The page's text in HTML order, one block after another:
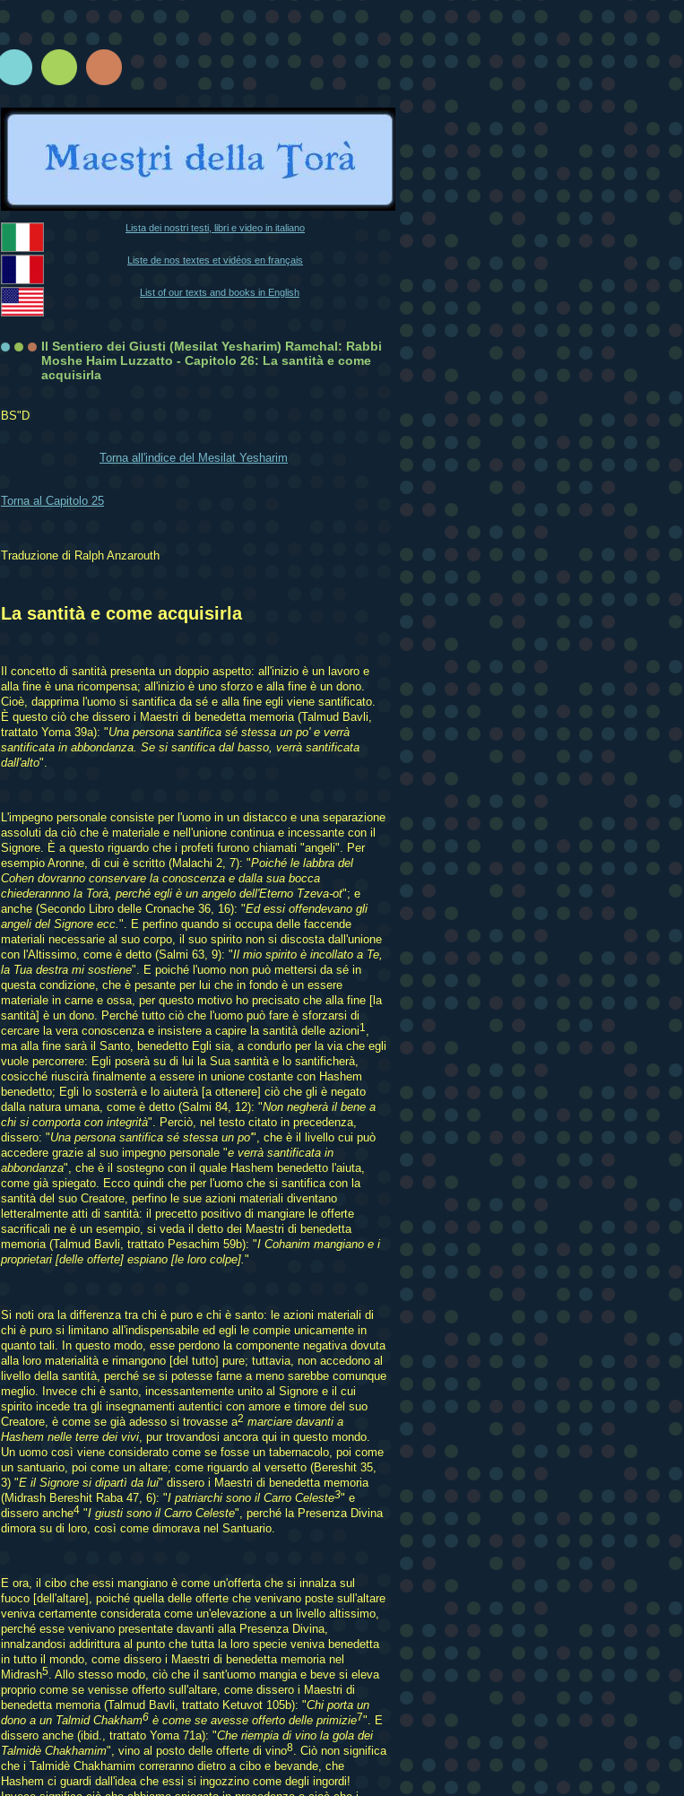
Lista dei nostri testi, libri e video in italiano
Liste de nos textes et vidéos en français
List of our texts and books in English
Il Sentiero dei Giusti (Mesilat Yesharim) Ramchal: Rabbi
Moshe Haim Luzzatto - Capitolo 26: La santità e come
acquisirla
BS"D
Torna all'indice del Mesilat Yesharim
Torna al Capitolo 25
Traduzione di Ralph Anzarouth
La santità e come acquisirla
Il concetto di santità presenta un doppio aspetto: all'inizio è un lavoro e
alla fine è una ricompensa; all'inizio è uno sforzo e alla fine è un dono.
Cioè, dapprima l'uomo si santifica da sé e alla fine egli viene santificato.
È questo ciò che dissero i Maestri di benedetta memoria (Talmud Bavli,
trattato Yoma 39a): "Una persona santifica sé stessa un po' e verrà
santificata in abbondanza. Se si santifica dal basso, verrà santificata
dall'alto".
L'impegno personale consiste per l'uomo in un distacco e una separazione
assoluti da ciò che è materiale e nell'unione continua e incessante con il
Signore. È a questo riguardo che i profeti furono chiamati "angeli". Per
esempio Aronne, di cui è scritto (Malachi 2, 7): "Poiché le labbra del
Cohen dovranno conservare la conoscenza e dalla sua bocca
chiederannno la Torà, perché egli è un angelo dell'Eterno Tzeva-ot"; e
anche (Secondo Libro delle Cronache 36, 16): "Ed essi offendevano gli
angeli del Signore ecc.". E perfino quando si occupa delle faccende
materiali necessarie al suo corpo, il suo spirito non si discosta dall'unione
con l'Altissimo, come è detto (Salmi 63, 9): "Il mio spirito è incollato a Te,
la Tua destra mi sostiene". E poiché l'uomo non può mettersi da sé in
questa condizione, che è pesante per lui che in fondo è un essere
materiale in carne e ossa, per questo motivo ho precisato che alla fine [la
santità] è un dono. Perché tutto ciò che l'uomo può fare è sforzarsi di
cercare la vera conoscenza e insistere a capire la santità delle azioni1,
ma alla fine sarà il Santo, benedetto Egli sia, a condurlo per la via che egli
vuole percorrere: Egli poserà su di lui la Sua santità e lo santificherà,
cosicché riuscirà finalmente a essere in unione costante con Hashem
benedetto; Egli lo sosterrà e lo aiuterà [a ottenere] ciò che gli è negato
dalla natura umana, come è detto (Salmi 84, 12): "Non negherà il bene a
chi si comporta con integrità". Perciò, nel testo citato in precedenza,
dissero: "Una persona santifica sé stessa un po'", che è il livello cui può
accedere grazie al suo impegno personale "e verrà santificata in
abbondanza", che è il sostegno con il quale Hashem benedetto l'aiuta,
come già spiegato. Ecco quindi che per l'uomo che si santifica con la
santità del suo Creatore, perfino le sue azioni materiali diventano
letteralmente atti di santità: il precetto positivo di mangiare le offerte
sacrificali ne è un esempio, si veda il detto dei Maestri di benedetta
memoria (Talmud Bavli, trattato Pesachim 59b): "I Cohanim mangiano e i
proprietari [delle offerte] espiano [le loro colpe]."
Si noti ora la differenza tra chi è puro e chi è santo: le azioni materiali di
chi è puro si limitano all'indispensabile ed egli le compie unicamente in
quanto tali. In questo modo, esse perdono la componente negativa dovuta
alla loro materialità e rimangono [del tutto] pure; tuttavia, non accedono al
livello della santità, perché se si potesse farne a meno sarebbe comunque
meglio. Invece chi è santo, incessantemente unito al Signore e il cui
spirito incede tra gli insegnamenti autentici con amore e timore del suo
Creatore, è come se già adesso si trovasse a2 marciare davanti a
Hashem nelle terre dei vivi , pur trovandosi ancora qui in questo mondo.
Un uomo così viene considerato come se fosse un tabernacolo, poi come
un santuario, poi come un altare; come riguardo al versetto (Bereshit 35,
3) "E il Signore si dipartì da lui" dissero i Maestri di benedetta memoria
(Midrash Bereshit Raba 47, 6): "I patriarchi sono il Carro Celeste3" e
dissero anche4 "I giusti sono il Carro Celeste", perché la Presenza Divina
dimora su di loro, così come dimorava nel Santuario.
E ora, il cibo che essi mangiano è come un'offerta che si innalza sul
fuoco [dell'altare], poiché quella delle offerte che venivano poste sull'altare
veniva certamente considerata come un'elevazione a un livello altissimo,
perché esse venivano presentate davanti alla Presenza Divina,
innalzandosi addirittura al punto che tutta la loro specie veniva benedetta
in tutto il mondo, come dissero i Maestri di benedetta memoria nel
Midrash5. Allo stesso modo, ciò che il sant'uomo mangia e beve si eleva
proprio come se venisse offerto sull'altare, come dissero i Maestri di
benedetta memoria (Talmud Bavli, trattato Ketuvot 105b): "Chi porta un
dono a un Talmid Chakham6 è come se avesse offerto delle primizie7". E
dissero anche (ibid., trattato Yoma 71a): "Che riempia di vino la gola dei
Talmidè Chakhamim", vino al posto delle offerte di vino8. Ciò non significa
che i Talmidè Chakhamim correranno dietro a cibo e bevande, che
Hashem ci guardi dall'idea che essi si ingozzino come degli ingordi!